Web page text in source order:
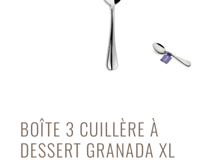
BOÎTE 3 CUILLÈRE À
DESSERT GRANADA XL